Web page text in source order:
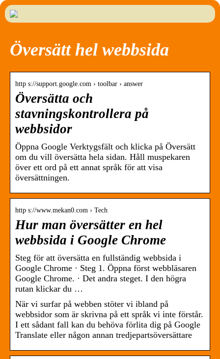
Översätt hel webbsida
http s://support.google.com › toolbar › answer
Översätta och
stavningskontrollera på
webbsidor
Öppna Google Verktygsfält och klicka på Översätt
om du vill översätta hela sidan. Håll muspekaren
över ett ord på ett annat språk för att visa
översättningen.
http s://www.mekan0.com › Tech
Hur man översätter en hel
webbsida i Google Chrome
Steg för att översätta en fullständig webbsida i
Google Chrome · Steg 1. Öppna först webbläsaren
Google Chrome. · Det andra steget. I den högra
rutan klickar du …
När vi surfar på webben stöter vi ibland på
webbsidor som är skrivna på ett språk vi inte förstår.
I ett sådant fall kan du behöva förlita dig på Google
Translate eller någon annan tredjepartsöversättare